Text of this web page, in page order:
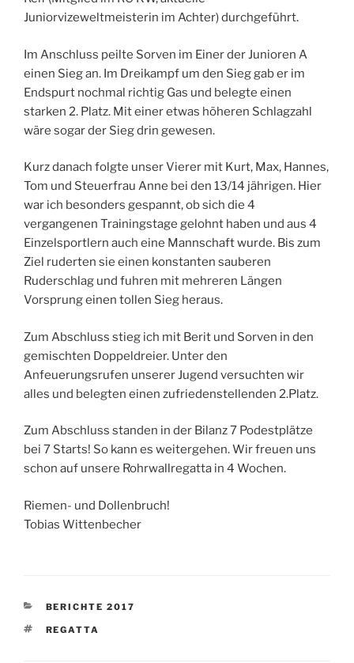
Juniorvizeweltmeisterin im Achter) durchgeführt.
Im Anschluss peilte Sorven im Einer der Junioren A
einen Sieg an. Im Dreikampf um den Sieg gab er im
Endspurt nochmal richtig Gas und belegte einen
starken 2. Platz. Mit einer etwas höheren Schlagzahl
wäre sogar der Sieg drin gewesen.
Kurz danach folgte unser Vierer mit Kurt, Max, Hannes,
Tom und Steuerfrau Anne bei den 13/14 jährigen. Hier
war ich besonders gespannt, ob sich die 4
vergangenen Trainingstage gelohnt haben und aus 4
Einzelsportlern auch eine Mannschaft wurde. Bis zum
Ziel ruderten sie einen konstanten sauberen
Ruderschlag und fuhren mit mehreren Längen
Vorsprung einen tollen Sieg heraus.
Zum Abschluss stieg ich mit Berit und Sorven in den
gemischten Doppeldreier. Unter den
Anfeuerungsrufen unserer Jugend versuchten wir
alles und belegten einen zufriedenstellenden 2.Platz.
Zum Abschluss standen in der Bilanz 7 Podestplätze
bei 7 Starts! So kann es weitergehen. Wir freuen uns
schon auf unsere Rohrwallregatta in 4 Wochen.
Riemen- und Dollenbruch!
Tobias Wittenbecher
KATEGORIEN
BERICHTE 2017
SCHLAGWÖRTER
REGATTA